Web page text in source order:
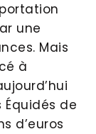
une
Mais
à
Équidés de
d’euros